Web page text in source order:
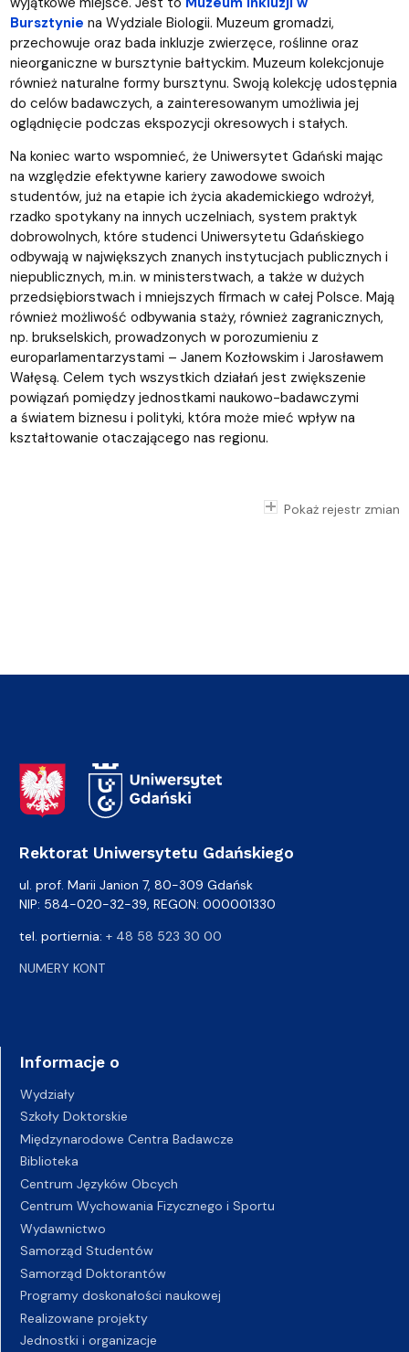
Bursztynie na Wydziale Biologii. Muzeum gromadzi,
przechowuje oraz bada inkluzje zwierzęce, roślinne oraz
nieorganiczne w bursztynie bałtyckim. Muzeum kolekcjonuje
również naturalne formy bursztynu. Swoją kolekcję udostępnia
do celów badawczych, a zainteresowanym umożliwia jej
oglądnięcie podczas ekspozycji okresowych i stałych.
Na koniec warto wspomnieć, że Uniwersytet Gdański mając
na względzie efektywne kariery zawodowe swoich
studentów, już na etapie ich życia akademickiego wdrożył,
rzadko spotykany na innych uczelniach, system praktyk
dobrowolnych, które studenci Uniwersytetu Gdańskiego
odbywają w największych znanych instytucjach publicznych i
niepublicznych, m.in. w ministerstwach, a także w dużych
przedsiębiorstwach i mniejszych firmach w całej Polsce. Mają
również możliwość odbywania staży, również zagranicznych,
np. brukselskich, prowadzonych w porozumieniu z
europarlamentarzystami – Janem Kozłowskim i Jarosławem
Wałęsą. Celem tych wszystkich działań jest zwiększenie
powiązań pomiędzy jednostkami naukowo-badawczymi
a światem biznesu i polityki, która może mieć wpływ na
kształtowanie otaczającego nas regionu.
Pokaż rejestr zmian
Adres Rektoratu
Rektorat Uniwersytetu Gdańskiego
ul. prof. Marii Janion 7, 80-309 Gdańsk
NIP: 584-020-32-39, REGON: 000001330
tel. portiernia: + 48 58 523 30 00
NUMERY KONT
Informacje o
Wydziały
Szkoły Doktorskie
Międzynarodowe Centra Badawcze
Biblioteka
Centrum Języków Obcych
Centrum Wychowania Fizycznego i Sportu
Wydawnictwo
Samorząd Studentów
Samorząd Doktorantów
Programy doskonałości naukowej
Realizowane projekty
Jednostki i organizacje